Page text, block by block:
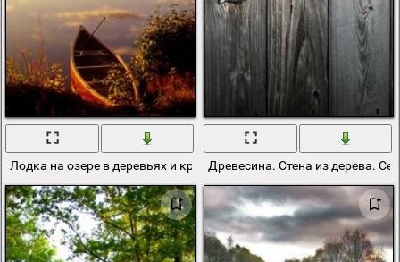
Лодка на озере в деревьях и красивый закатДревесина. Стена из дерева.